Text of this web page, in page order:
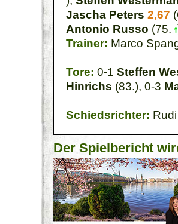
Jascha Peters 2,67
Antonio Russo (75.
Trainer: Marco
Tore: 0-1 Steffen
Hinrichs (83.), 0-3
Schiedsrichter:
Der Spielbericht